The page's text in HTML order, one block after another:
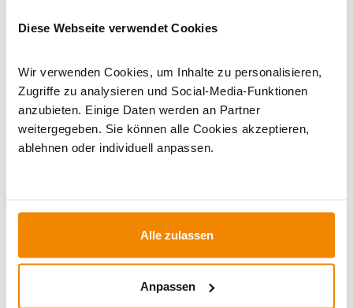
Diese Webseite verwendet Cookies
Wir verwenden Cookies, um Inhalte zu personalisieren,
Zugriffe zu analysieren und Social-Media-Funktionen
anzubieten. Einige Daten werden an Partner
weitergegeben. Sie können alle Cookies akzeptieren,
ablehnen oder individuell anpassen.
Alle zulassen
Anpassen
Belüftung.
Prüfung vor Inbetriebnahme: Führe eine
gründliche Prüfung durch, um die Funktionalität
sicherzustellen.
Ruß und Ablagerungen regelmäßig und kontrolliere die
Brennkammer auf Beschädigungen. Behandle
metallische Teile mit Rostschutzmitteln, um sie vor